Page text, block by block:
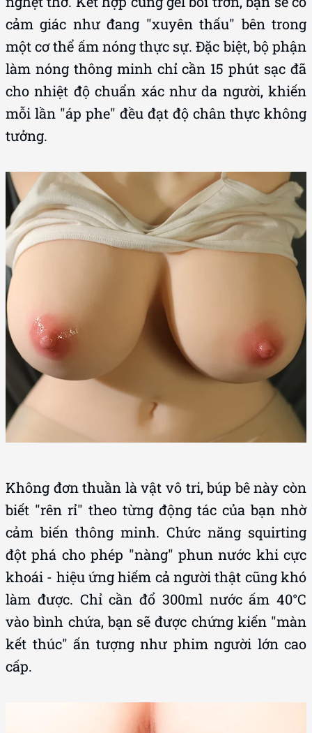
cảm giác như đang "xuyên thấu" bên trong
một cơ thể ấm nóng thực sự. Đặc biệt, bộ phận
làm nóng thông minh chỉ cần 15 phút sạc đã
cho nhiệt độ chuẩn xác như da người, khiến
mỗi lần "áp phe" đều đạt độ chân thực không
tưởng.
Không đơn thuần là vật vô tri, búp bê này còn
biết "rên rỉ" theo từng động tác của bạn nhờ
cảm biến thông minh. Chức năng squirting
đột phá cho phép "nàng" phun nước khi cực
khoái - hiệu ứng hiếm cả người thật cũng khó
làm được. Chỉ cần đổ 300ml nước ấm 40°C
vào bình chứa, bạn sẽ được chứng kiến "màn
kết thúc" ấn tượng như phim người lớn cao
cấp.